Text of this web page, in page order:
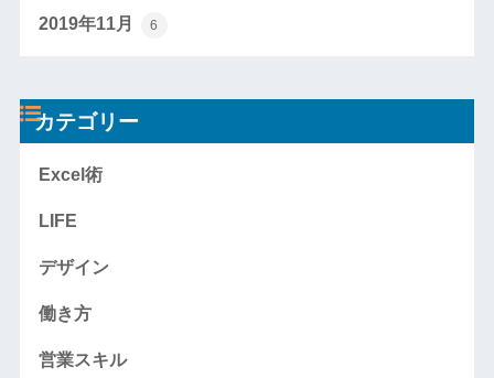
2019年11月 6
カテゴリー
Excel術
LIFE
デザイン
働き方
営業スキル